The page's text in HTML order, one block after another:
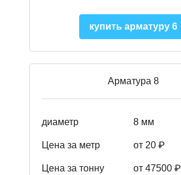
купить арматуру 6
Арматура 8
диаметр 8 мм
Цена за метр от 20 ₽
Цена за тонну от 47500 ₽